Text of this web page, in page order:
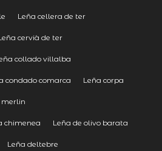
Leña cellera de ter
cervià de ter
collado villalba
condado comarca Leña corpa
merlin
chimenea Leña de olivo barata
Leña deltebre